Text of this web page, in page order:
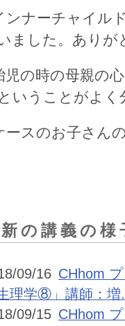
ンナーチャイル
ました。ありが
児の時の母親の
いうことがよく
ースのお子さん
の講義の様
09/16 CHhom
理学⑧」講師：増
09/15 CHhom